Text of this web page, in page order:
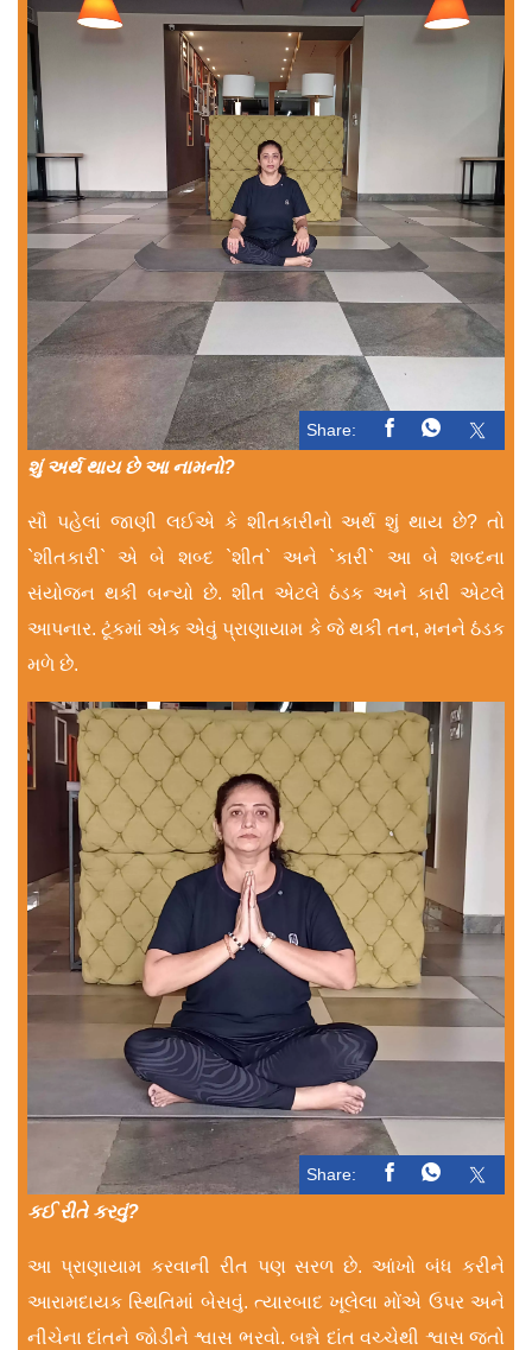
Share:
શું અર્થ થાય છે આ નામનો?
સૌ પહેલાં જાણી લઈએ કે શીતકારીનો અર્થ શું થાય છે? તો
`શીતકારી` એ બે શબ્દ `શીત` અને `કારી` આ બે શબ્દના
સંયોજન થકી બન્યો છે. શીત એટલે ઠંડક અને કારી એટલે
આપનાર. ટૂંકમાં એક એવું પ્રાણાયામ કે જે થકી તન, મનને ઠંડક
મળે છે.
Share:
કઈ રીતે કરવું?
આ પ્રાણાયામ કરવાની રીત પણ સરળ છે. આંખો બંધ કરીને
આરામદાયક સ્થિતિમાં બેસવું. ત્યારબાદ ખૂલેલા મોંએ ઉપર અને
નીચેના દાંતને જોડીને શ્વાસ ભરવો. બન્ને દાંત વચ્ચેથી શ્વાસ જતો